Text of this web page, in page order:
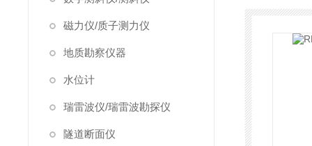
磁力仪/质子测力仪
地质勘察仪器
水位计
瑞雷波仪/瑞雷波勘探仪
隧道断面仪